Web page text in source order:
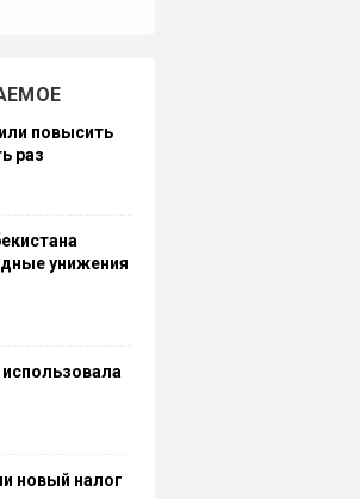
повысить
раз
унижения
новый налог